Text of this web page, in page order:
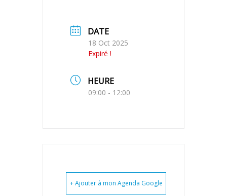
DATE
18 Oct 2025
Expiré !
HEURE
09:00 - 12:00
+ Ajouter à mon Agenda Google